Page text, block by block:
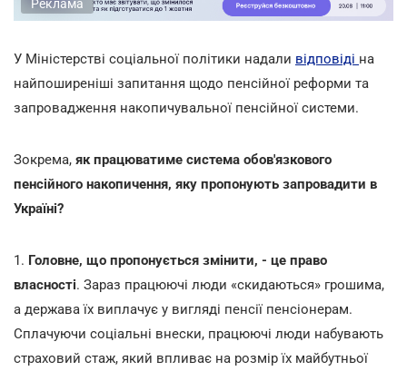
Реклама
У Міністерстві соціальної політики надали відповіді на
найпоширеніші запитання щодо пенсійної реформи та
запровадження накопичувальної пенсійної системи.
Зокрема, як працюватиме система обов'язкового
пенсійного накопичення, яку пропонують запровадити в
Україні?
1. Головне, що пропонується змінити, - це право
власності. Зараз працюючі люди «скидаються» грошима,
а держава їх виплачує у вигляді пенсії пенсіонерам.
Сплачуючи соціальні внески, працюючі люди набувають
страховий стаж, який впливає на розмір їх майбутньої